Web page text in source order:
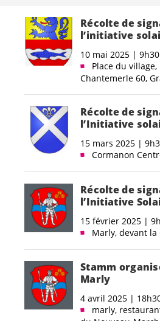
Récolte de
l’initiative
10 mai 2025 |
Place du village,
Chantemerle 60,
Récolte de
l’Initiative
15 mars 2025 |
Cormanon
Récolte de
l’Initiative
15 février 2025 |
Marly, devant la
Stamm
Marly
4 avril 2025 |
marly,